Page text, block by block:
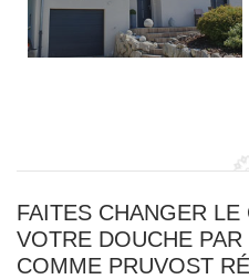
FAITES CHANGER
VOTRE DOUCHE
COMME PRUVOST